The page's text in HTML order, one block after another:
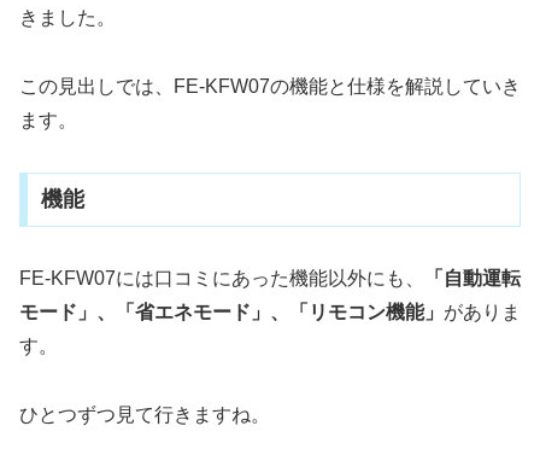
きました。
この見出しでは、FE-KFW07の機能と仕様を解説していき
ます。
機能
FE-KFW07には口コミにあった機能以外にも、
「自動運転
モード」、「省エネモード」、「リモコン機能」 がありま
す。
ひとつずつ見て行きますね。